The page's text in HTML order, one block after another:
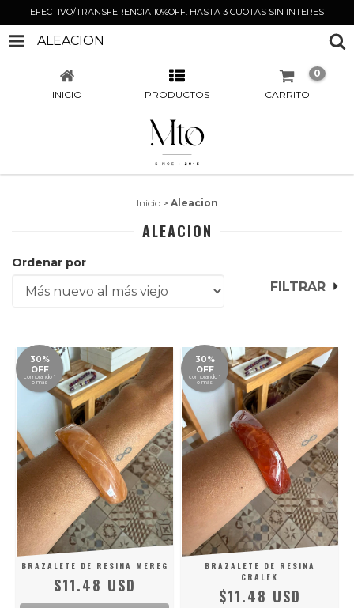
EFECTIVO/TRANSFERENCIA 10%OFF. HASTA 3 CUOTAS SIN INTERES
ALEACION
INICIO PRODUCTOS CARRITO
0
Inicio > Aleacion
ALEACION
Ordenar por
FILTRAR
30%
OFF
comprando 1
o más
BRAZALETE DE RESINA MEREG
$11.48 USD
30%
OFF
comprando 1
o más
BRAZALETE DE RESINA
CRALEK
$11.48 USD